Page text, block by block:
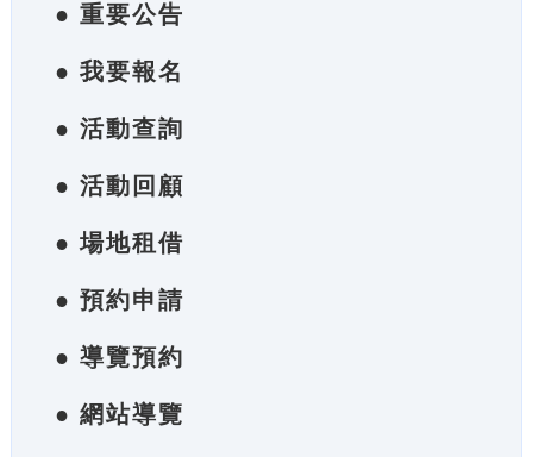
● 重要公告
● 我要報名
● 活動查詢
● 活動回顧
● 場地租借
● 預約申請
● 導覽預約
● 網站導覽